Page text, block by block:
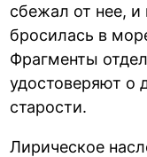
сбежал от нее, и
бросилась в
Фрагменты
удостоверяют о
старости.
Лирическое